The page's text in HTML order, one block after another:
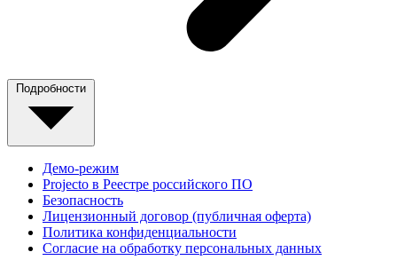
Подробности
Демо-режим
Projecto в Реестре российского ПО
Безопасность
Лицензионный договор (публичная оферта)
Политика конфиденциальности
Согласие на обработку персональных данных